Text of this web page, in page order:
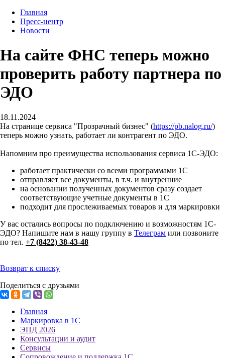
Главная
Пресс-центр
Новости
На сайте ФНС теперь можно
проверить работу партнера по
ЭДО
18.11.2024
На странице сервиса "Прозрачный бизнес" (https://pb.nalog.ru/)
теперь можно узнать, работает ли контрагент по ЭДО.
Напомним про преимущества использования сервиса 1С-ЭДО:
работает практически со всеми программами 1С
отправляет все документы, в т.ч. и внутренние
на основании полученных документов сразу создает
соответствующие учетные документы в 1С
подходит для прослеживаемых товаров и для маркировки
У вас остались вопросы по подключению и возможностям 1С-
ЭДО? Напишите нам в нашу группу в Телеграм или позвоните
по тел. +7 (8422) 38-43-48
Возврат к списку
Поделиться с друзьями
Главная
Маркировка в 1С
ЭПД 2026
Консультации и аудит
Сервисы